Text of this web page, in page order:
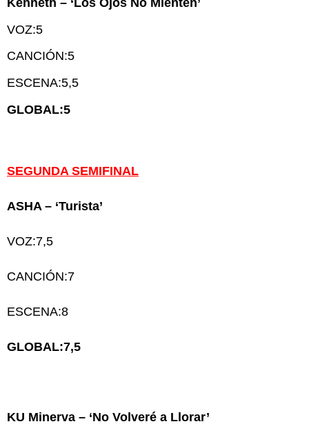
VOZ:5
CANCIÓN:5
ESCENA:5,5
GLOBAL:5
SEGUNDA SEMIFINAL
ASHA – ‘Turista’
VOZ:7,5
CANCIÓN:7
ESCENA:8
GLOBAL:7,5
KU Minerva – ‘No Volveré a Llorar’